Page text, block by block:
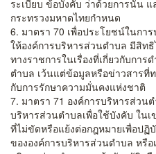
ระเบียบ ข้อบังคับ ว่าด้วยการนั้น
กระทรวงมหาดไทยกำหนด
6. มาตรา 70 เพื่อประโยชน์ในก
ให้องค์การบริหารส่วนตำบล มีสิท
ทางราชการในเรื่องที่เกี่ยวกับการ
ตำบล เว้นแต่ข้อมูลหรือข่าวสารที่
กับการรักษาความมั่นคงแห่งชาติ
7. มาตรา 71 องค์การบริหารส่ว
บริหารส่วนตำบลเพื่อใช้บังคับ ใน
ที่ไม่ขัดหรือแย้งต่อกฎหมายเพื่อปฏิ
ขององค์การบริหารส่วนตำบล หรื